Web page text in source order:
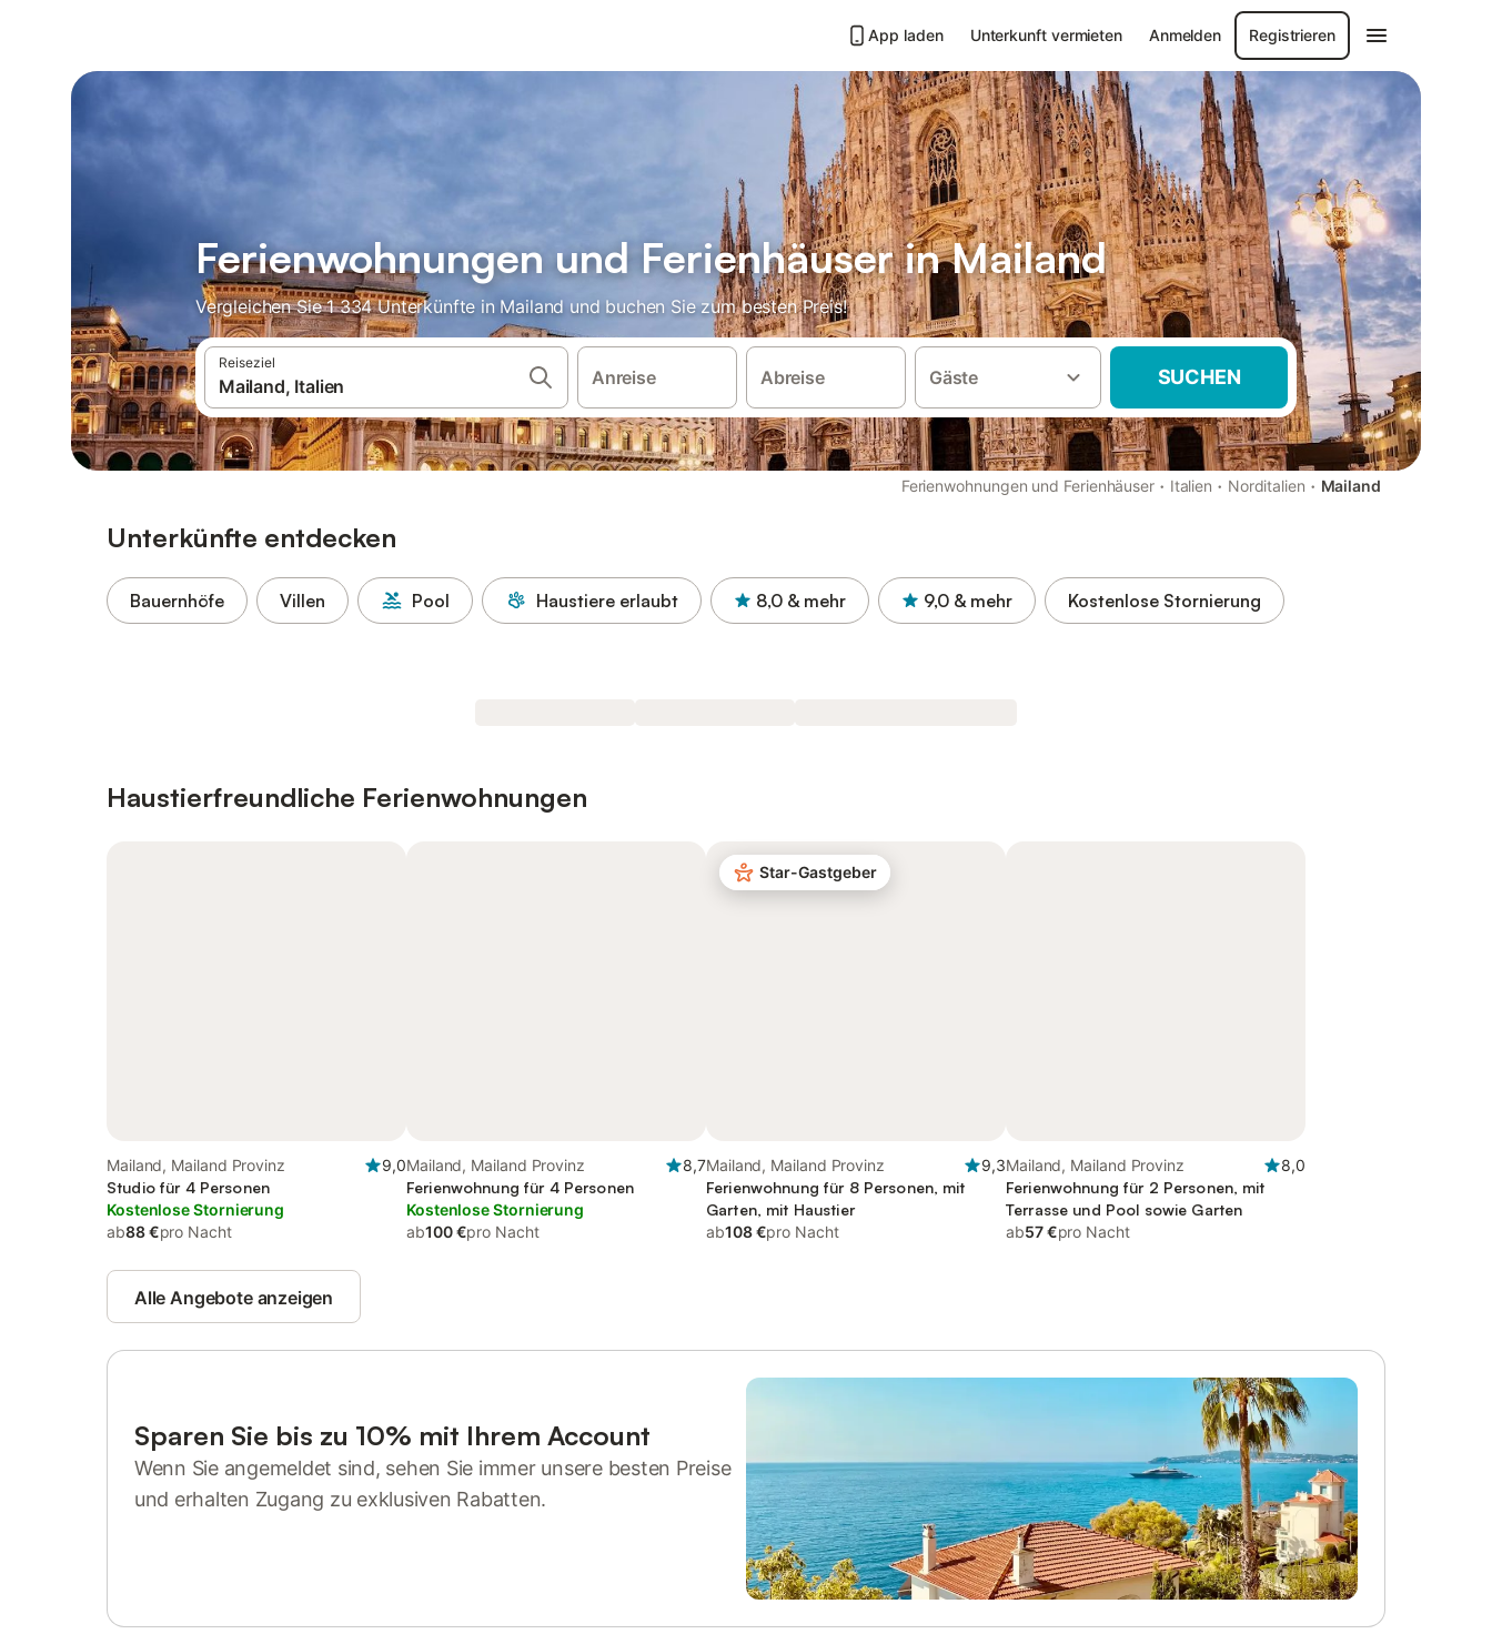
App laden Unterkunft vermieten Anmelden Registrieren
Ferienwohnungen und Ferienhäuser in Mailand
Vergleichen Sie 1 334 Unterkünfte in Mailand und buchen Sie zum besten Preis!
Reiseziel
Anreise Abreise Gäste SUCHEN
Ferienwohnungen und Ferienhäuser · Italien · Norditalien · Mailand
Unterkünfte entdecken
Bauernhöfe Villen Pool Haustiere erlaubt 8,0 & mehr 9,0 & mehr Kostenlose Stornierung
Haustierfreundliche Ferienwohnungen
Mailand, Mailand Provinz
9,0
Studio für 4 Personen
Kostenlose Stornierung
ab88 €pro Nacht
Mailand, Mailand Provinz
8,7
Ferienwohnung für 4 Personen
Kostenlose Stornierung
ab100 €pro Nacht
Star-Gastgeber
Mailand, Mailand Provinz
9,3
Ferienwohnung für 8 Personen, mit
Garten, mit Haustier
ab108 €pro Nacht
Mailand, Mailand Provinz
8,0
Ferienwohnung für 2 Personen, mit
Terrasse und Pool sowie Garten
ab57 €pro Nacht
Alle Angebote anzeigen
Sparen Sie bis zu 10% mit Ihrem Account
Wenn Sie angemeldet sind, sehen Sie immer unsere besten Preise
und erhalten Zugang zu exklusiven Rabatten.